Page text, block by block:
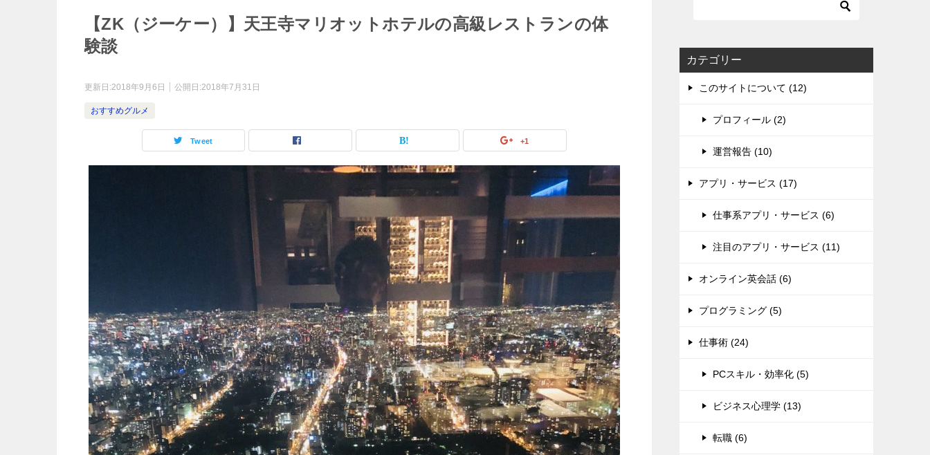
【ZK（ジーケー）】天王寺マリオットホテルの高級レストランの体
験談
更新日:2018年9月6日 公開日:2018年7月31日
おすすめグルメ
Tweet +1
カテゴリー
このサイトについて (12)
プロフィール (2)
運営報告 (10)
アプリ・サービス (17)
仕事系アプリ・サービス (6)
注目のアプリ・サービス (11)
オンライン英会話 (6)
プログラミング (5)
仕事術 (24)
PCスキル・効率化 (5)
ビジネス心理学 (13)
転職 (6)